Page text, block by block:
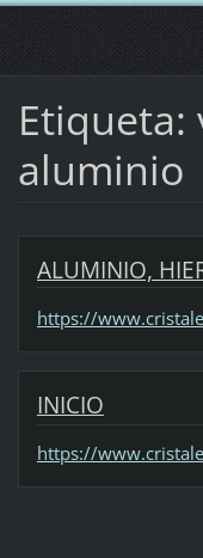
Etiqueta:
aluminio
ALUMINIO,
https://
INICIO
https://